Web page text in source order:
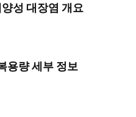
성 대장염 개요
용량 세부 정보